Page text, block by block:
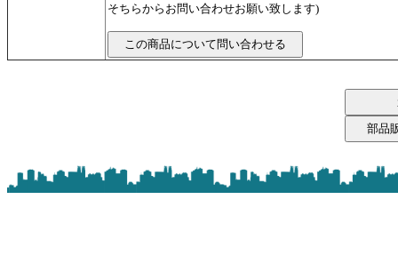
そちらからお問い合わせお願い致します)